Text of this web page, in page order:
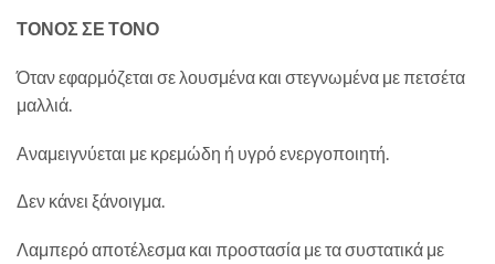
ΤΟΝΟΣ ΣΕ ΤΟΝΟ
Όταν εφαρμόζεται σε λουσμένα και στεγνωμένα με πετσέτα
μαλλιά.
Αναμειγνύεται με κρεμώδη ή υγρό ενεργοποιητή.
Δεν κάνει ξάνοιγμα.
Λαμπερό αποτέλεσμα και προστασία με τα συστατικά με